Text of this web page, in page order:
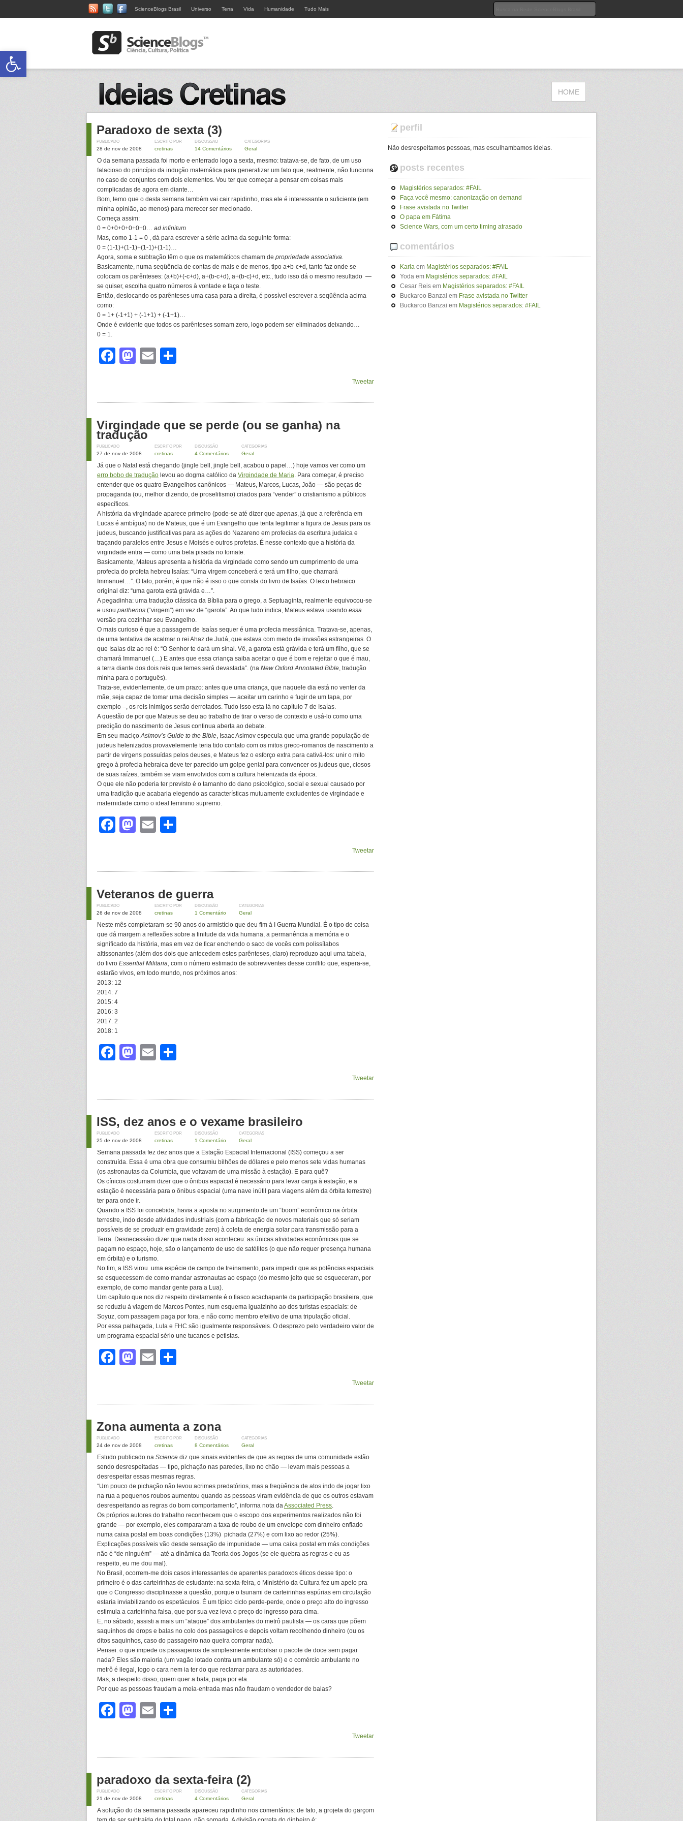
ScienceBlogs Brasil Universo Terra Vida Humanidade Tudo Mais
HOME
Paradoxo de sexta (3)
PUBLICADO
28 de nov de 2008
ESCRITO POR
cretinas
DISCUSSÃO
14 Comentários
CATEGORIAS
Geral
O da semana passada foi morto e enterrado logo a sexta, mesmo: tratava-se, de fato, de um uso
falacioso do princípio da indução matemática para generalizar um fato que, realmente, não funciona
no caso de conjuntos com dois elementos. Vou ter que começar a pensar em coisas mais
complicadas de agora em diante…
Bom, temo que o desta semana também vai cair rapidinho, mas ele é interessante o suficiente (em
minha opinião, ao menos) para merecer ser mecionado.
Começa assim:
0 = 0+0+0+0+0+0… ad infinitum
Mas, como 1-1 = 0 , dá para escrever a série acima da seguinte forma:
0 = (1-1)+(1-1)+(1-1)+(1-1)…
Agora, soma e subtração têm o que os matemáticos chamam de propriedade associativa.
Basicamente, numa seqüência de contas de mais e de menos, tipo a+b-c+d, tanto faz onde se
colocam os parênteses: (a+b)+(-c+d), a+(b-c+d), a+(b-c)+d, etc., tudo isso dá o mesmo resultado —
se quiser, escolha quatro números à vontade e faça o teste.
Então, deslocando os parênteses uma casa para a direita, é possível escrever a seqüência acima
como:
0 = 1+ (-1+1) + (-1+1) + (-1+1)…
Onde é evidente que todos os parênteses somam zero, logo podem ser eliminados deixando…
0 = 1.
Facebook
Mastodon
Email
Tweetar
Virgindade que se perde (ou se ganha) na
tradução
PUBLICADO
27 de nov de 2008
ESCRITO POR
cretinas
DISCUSSÃO
4 Comentários
CATEGORIAS
Geral
Já que o Natal está chegando (jingle bell, jingle bell, acabou o papel…) hoje vamos ver como um
erro bobo de tradução levou ao dogma católico da Virgindade de Maria. Para começar, é preciso
entender que os quatro Evangelhos canônicos — Mateus, Marcos, Lucas, João — são peças de
propaganda (ou, melhor dizendo, de proselitismo) criados para “vender” o cristianismo a públicos
específicos.
A história da virgindade aparece primeiro (pode-se até dizer que apenas, já que a referência em
Lucas é ambígua) no de Mateus, que é um Evangelho que tenta legitimar a figura de Jesus para os
judeus, buscando justificativas para as ações do Nazareno em profecias da escritura judaica e
traçando paralelos entre Jesus e Moisés e outros profetas. É nesse contexto que a história da
virgindade entra — como uma bela pisada no tomate.
Basicamente, Mateus apresenta a história da virgindade como sendo um cumprimento de uma
profecia do profeta hebreu Isaías: “Uma virgem conceberá e terá um filho, que chamará
Immanuel…”. O fato, porém, é que não é isso o que consta do livro de Isaías. O texto hebraico
original diz: “uma garota está grávida e…”.
A pegadinha: uma tradução clássica da Bíblia para o grego, a Septuaginta, realmente equivocou-se
e usou parthenos (“virgem”) em vez de “garota”. Ao que tudo indica, Mateus estava usando essa
versão pra cozinhar seu Evangelho.
O mais curioso é que a passagem de Isaías sequer é uma profecia messiânica. Tratava-se, apenas,
de uma tentativa de acalmar o rei Ahaz de Judá, que estava com medo de invasões estrangeiras. O
que Isaías diz ao rei é: “O Senhor te dará um sinal. Vê, a garota está grávida e terá um filho, que se
chamará Immanuel (…) E antes que essa criança saiba aceitar o que é bom e rejeitar o que é mau,
a terra diante dos dois reis que temes será devastada”. (na New Oxford Annotated Bible, tradução
minha para o português).
Trata-se, evidentemente, de um prazo: antes que uma criança, que naquele dia está no venter da
mãe, seja capaz de tomar uma decisão simples — aceitar um carinho e fugir de um tapa, por
exemplo –, os reis inimigos serão derrotados. Tudo isso esta lá no capítulo 7 de Isaías.
A questão de por que Mateus se deu ao trabalho de tirar o verso de contexto e usá-lo como uma
predição do nascimento de Jesus continua aberta ao debate.
Em seu maciçoAsimov’s Guide to the Bible, Isaac Asimov especula que uma grande população de
judeus helenizados provavelemente teria tido contato com os mitos greco-romanos de nascimento a
partir de virgens possuídas pelos deuses, e Mateus fez o esforço extra para cativá-los: unir o mito
grego à profecia hebraica deve ter parecido um golpe genial para convencer os judeus que, ciosos
de suas raízes, também se viam envolvidos com a cultura helenizada da época.
O que ele não poderia ter previsto é o tamanho do dano psicológico, social e sexual causado por
uma tradição que acabaria elegendo as características mutuamente excludentes de virgindade e
maternidade como o ideal feminino supremo.
Facebook
Mastodon
Email
Tweetar
Veteranos de guerra
PUBLICADO
26 de nov de 2008
ESCRITO POR
cretinas
DISCUSSÃO
1 Comentário
CATEGORIAS
Geral
Neste mês completaram-se 90 anos do armistício que deu fim à I Guerra Mundial. É o tipo de coisa
que dá margem a reflexões sobre a finitude da vida humana, a permanência a memória e o
significado da história, mas em vez de ficar enchendo o saco de vocês com polissílabos
altissonantes (além dos dois que antecedem estes parênteses, claro) reproduzo aqui uma tabela,
do livro Essential Militaria, com o número estimado de sobreviventes desse conflito que, espera-se,
estarão vivos, em todo mundo, nos próximos anos:
2013: 12
2014: 7
2015: 4
2016: 3
2017: 2
2018: 1
Facebook
Mastodon
Email
Tweetar
ISS, dez anos e o vexame brasileiro
PUBLICADO
25 de nov de 2008
ESCRITO POR
cretinas
DISCUSSÃO
1 Comentário
CATEGORIAS
Geral
Semana passada fez dez anos que a Estação Espacial Internacional (ISS) começou a ser
construída. Essa é uma obra que consumiu bilhões de dólares e pelo menos sete vidas humanas
(os astronautas da Columbia, que voltavam de uma missão à estação). E para quê?
Os cínicos costumam dizer que o ônibus espacial é necessário para levar carga à estação, e a
estação é necessária para o ônibus espacial (uma nave inútil para viagens além da órbita terrestre)
ter para onde ir.
Quando a ISS foi concebida, havia a aposta no surgimento de um “boom” econômico na órbita
terrestre, indo desde atividades industriais (com a fabricação de novos materiais que só seriam
possíveis de se produzir em gravidade zero) à coleta de energia solar para transmissão para a
Terra. Desnecessáio dizer que nada disso aconteceu: as únicas atividades econômicas que se
pagam no espaço, hoje, são o lançamento de uso de satélites (o que não requer presença humana
em órbita) e o turismo.
No fim, a ISS virou uma espécie de campo de treinamento, para impedir que as potências espaciais
se esquecessem de como mandar astronautas ao espaço (do mesmo jeito que se esqueceram, por
exemplo, de como mandar gente para a Lua).
Um capítulo que nos diz respeito diretamente é o fiasco acachapante da participação brasileira, que
se reduziu à viagem de Marcos Pontes, num esquema igualzinho ao dos turistas espaciais: de
Soyuz, com passagem paga por fora, e não como membro efeitivo de uma tripulação oficial.
Por essa palhaçada, Lula e FHC são igualmente responsáveis. O desprezo pelo verdadeiro valor de
um programa espacial sério une tucanos e petistas.
Facebook
Mastodon
Email
Tweetar
Zona aumenta a zona
PUBLICADO
24 de nov de 2008
ESCRITO POR
cretinas
DISCUSSÃO
8 Comentários
CATEGORIAS
Geral
Estudo publicado na Science diz que sinais evidentes de que as regras de uma comunidade estão
sendo desrespeitadas — tipo, pichação nas paredes, lixo no chão — levam mais pessoas a
desrespeitar essas mesmas regras.
“Um pouco de pichação não levou acrimes predatórios, mas a freqüência de atos indo de jogar lixo
na rua a pequenos roubos aumentou quando as pessoas viram evidência de que os outros estavam
desrespeitando as regras do bom comportamento”, informa nota daAssociated Press.
Os próprios autores do trabalho reconhecem que o escopo dos experimentos realizados não foi
grande — por exemplo, eles compararam a taxa de roubo de um envelope com dinheiro enfiado
numa caixa postal em boas condições (13%) pichada (27%) e com lixo ao redor (25%).
Explicações possíveis vão desde sensação de impunidade — uma caixa postal em más condições
não é “de ninguém” — até a dinâmica da Teoria dos Jogos (se ele quebra as regras e eu as
respeito, eu me dou mal).
No Brasil, ocorrem-me dois casos interessantes de aparentes paradoxos éticos desse tipo: o
primeiro é o das carteirinhas de estudante: na sexta-feira, o Ministério da Cultura fez um apelo pra
que o Congresso disciplinasse a questão, porque o tsunami de carteirinhas espúrias em circulação
estaria inviabilizando os espetáculos. É um típico ciclo perde-perde, onde o preço alto do ingresso
estimula a carteirinha falsa, que por sua vez leva o preço do ingresso para cima.
E, no sábado, assisti a mais um “ataque” dos ambulantes do metrô paulista — os caras que põem
saquinhos de drops e balas no colo dos passageiros e depois voltam recolhendo dinheiro (ou os
ditos saquinhos, caso do passageiro nao queira comprar nada).
Pensei: o que impede os passageiros de simplesmente embolsar o pacote de doce sem pagar
nada? Eles são maioria (um vagão lotado contra um ambulante só) e o comércio ambulante no
metrô é ilegal, logo o cara nem ia ter do que reclamar para as autoridades.
Mas, a despeito disso, quem quer a bala, paga por ela.
Por que as pessoas fraudam a meia-entrada mas não fraudam o vendedor de balas?
Facebook
Mastodon
Email
Tweetar
paradoxo da sexta-feira (2)
PUBLICADO
21 de nov de 2008
ESCRITO POR
cretinas
DISCUSSÃO
4 Comentários
CATEGORIAS
Geral
A solução do da semana passada apareceu rapidinho nos comentários: de fato, a grojeta do garçom
perfil
Não desrespeitamos pessoas, mas esculhambamos ideias.
posts recentes
Magistérios separados: #FAIL
Faça você mesmo: canonização on demand
Frase avistada no Twitter
O papa em Fátima
Science Wars, com um certo timing atrasado
comentários
Karla em Magistérios separados: #FAIL
Yoda em Magistérios separados: #FAIL
Cesar Reis em Magistérios separados: #FAIL
Buckaroo Banzai em Frase avistada no Twitter
Buckaroo Banzai em Magistérios separados: #FAIL
Abrir a barra de ferramentas